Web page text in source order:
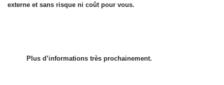
externe et sans risque ni coût pour vous.
Plus d’informations très prochainement.